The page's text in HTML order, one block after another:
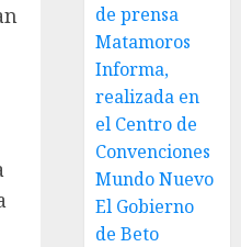
de prensa
Matamoros
Informa,
realizada en
el Centro de
Convenciones
Mundo Nuevo
El Gobierno
de Beto